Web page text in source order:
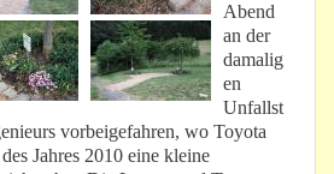
Abend
an der
damalig
en
Unfallst
vorbeigefahren, wo Toyota
Jahres 2010 eine kleine